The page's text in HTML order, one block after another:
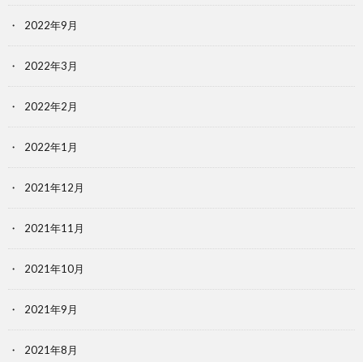
2022年9月
2022年3月
2022年2月
2022年1月
2021年12月
2021年11月
2021年10月
2021年9月
2021年8月